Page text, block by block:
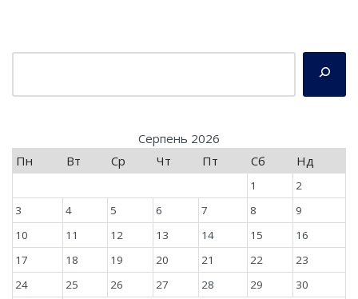
Серпень 2026
Пн
Вт Ср Чт Пт Сб Нд
1
2
3
4 5 6 7 8
9
10
11 12 13 14 15
16
17
18 19 20 21 22
23
24
25 26 27 28 29 30